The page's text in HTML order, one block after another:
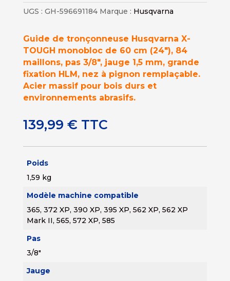
UGS : GH-596691184 Marque : Husqvarna
Guide de tronçonneuse Husqvarna X-
TOUGH monobloc de 60 cm (24″), 84
maillons, pas 3/8″, jauge 1,5 mm, grande
fixation HLM, nez à pignon remplaçable.
Acier massif pour bois durs et
environnements abrasifs.
139,99 € TTC
Poids
1,59 kg
Modèle machine compatible
365, 372 XP, 390 XP, 395 XP, 562 XP, 562 XP
Mark II, 565, 572 XP, 585
Pas
3/8"
Jauge